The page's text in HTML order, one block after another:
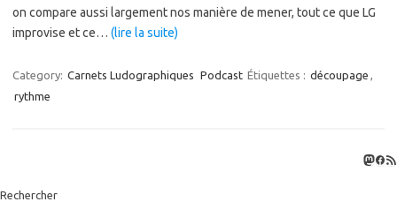
on compare aussi largement nos manière de mener, tout ce que LG
improvise et ce… (lire la suite)
Category: Carnets Ludographiques Podcast Étiquettes : découpage ,
rythme
Flux
Rechercher